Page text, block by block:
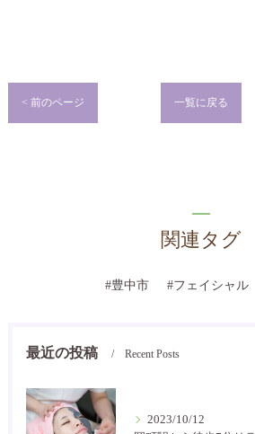
< 前のページ 一覧に戻る
関連タグ
#豊中市 #フェイシャル
最近の投稿 Recent Posts
2023/10/12